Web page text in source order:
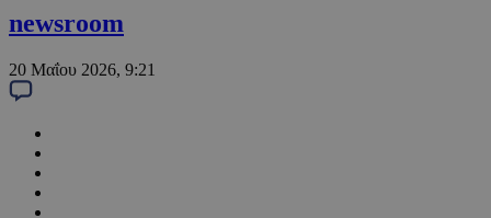
newsroom
20 Μαΐου 2026, 9:21